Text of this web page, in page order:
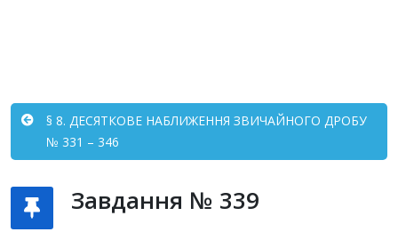
§ 8. ДЕСЯТКОВЕ НАБЛИЖЕННЯ ЗВИЧАЙНОГО ДРОБУ
№ 331 – 346
Завдання № 339